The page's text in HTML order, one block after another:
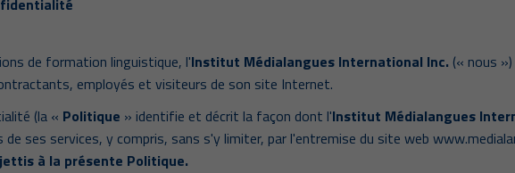
de formation linguistique, l'Institut Médialangues International Inc. (« nous
employés et visiteurs de son site Internet.
(la « Politique » identifie et décrit la façon dont l'Institut Médialangues
de ses services, y compris, sans s'y limiter, par l'entremise du site web
à la présente Politique.